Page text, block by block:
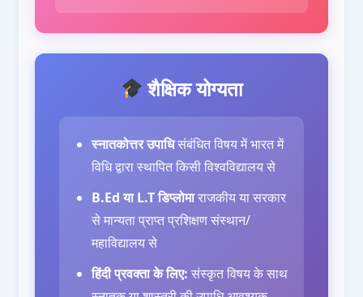
शैक्षिक योग्यता
स्नातकोत्तर उपाधिसंबंधित विषय में भारत में
विधि द्वारा स्थापित किसी विश्वविद्यालय से
B.Ed या L.T डिप्लोमाराजकीय या सरकार
से मान्यता प्राप्त प्रशिक्षण संस्थान/
महाविद्यालय से
हिंदी प्रवक्ता के लिए: संस्कृत विषय के साथ